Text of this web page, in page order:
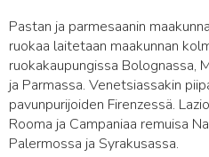
Pastan ja parmesaanin
ruokaa laitetaan maakunnan
ruokakaupungissa Bolognassa,
ja Parmassa. Venetsiassakin
pavunpurijoiden Firenzessä.
Rooma ja Campaniaa remuisa
Palermossa ja Syrakusassa.